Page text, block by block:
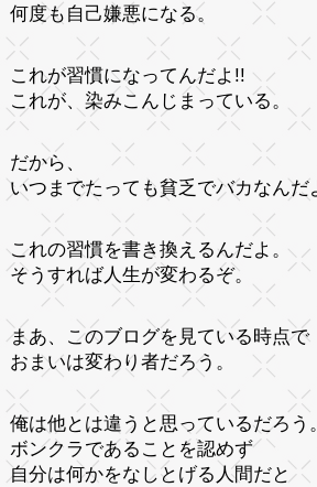
何度も自己嫌悪になる。
これが習慣になってんだよ!!
これが、染みこんじまっている。
だから、
いつまでたっても貧乏でバカなんだ
これの習慣を書き換えるんだよ。
そうすれば人生が変わるぞ。
まあ、このブログを見ている時点で
おまいは変わり者だろう。
俺は他とは違うと思っているだろう
ボンクラであることを認めず
自分は何かをなしとげる人間だと